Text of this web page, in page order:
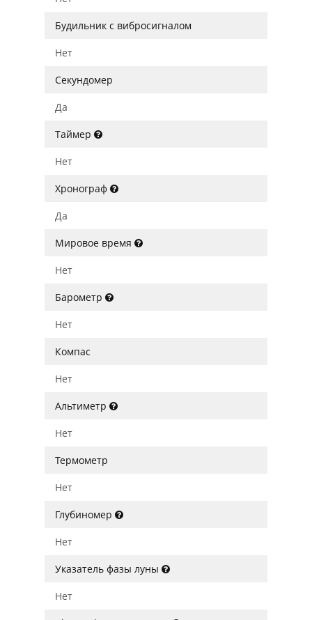
Будильник с вибросигналом
Нет
Секундомер
Да
Таймер
Нет
Хронограф
Да
Мировое время
Нет
Барометр
Нет
Компас
Нет
Альтиметр
Нет
Термометр
Нет
Глубиномер
Нет
Указатель фазы луны
Нет